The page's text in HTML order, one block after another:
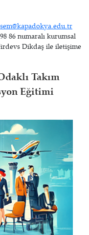
sem@kapadokya.edu.tr
86 numaralı kurumsal
Dikdaş ile iletişime
Takım
Eğitimi